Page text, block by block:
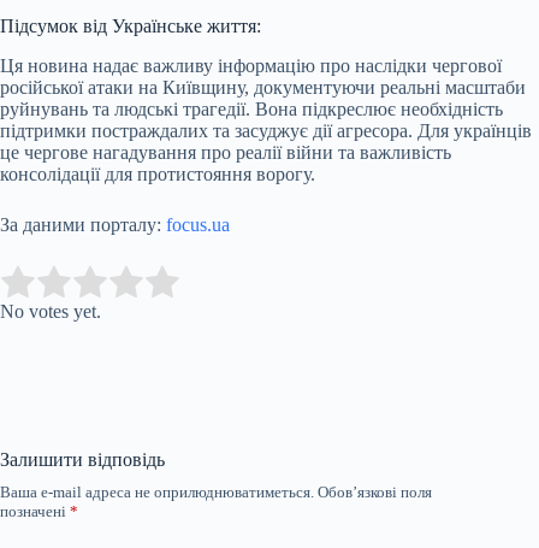
Підсумок від Українське життя:
Ця новина надає важливу інформацію про наслідки чергової
російської атаки на Київщину, документуючи реальні масштаби
руйнувань та людські трагедії. Вона підкреслює необхідність
підтримки постраждалих та засуджує дії агресора. Для українців
це чергове нагадування про реалії війни та важливість
консолідації для протистояння ворогу.
За даними порталу: focus.ua
Rate this item:
No votes yet.
Залишити відповідь
Ваша e-mail адреса не оприлюднюватиметься. Обов’язкові поля
позначені *